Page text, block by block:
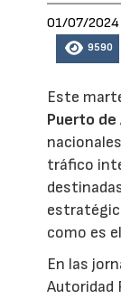
01/07/2024
9590
Este
Puerto de
tráfico
como es
En las
Autoridad